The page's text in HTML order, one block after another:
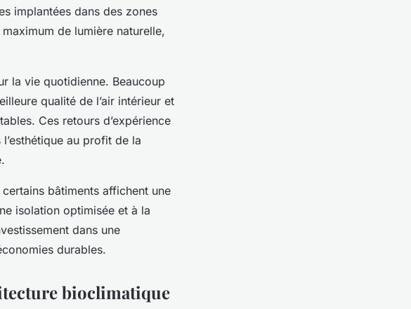
implantées dans des zones
de lumière naturelle,
la vie quotidienne. Beaucoup
qualité de l’air intérieur et
Ces retours d’expérience
au profit de la
bâtiments affichent une
isolation optimisée et à la
dans une
durables.
bioclimatique